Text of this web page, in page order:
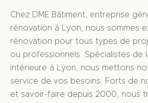
Chez DME Bâtiment, entreprise
rénovation à Lyon, nous sommes
rénovation pour tous types de
ou professionnels. Spécialistes de
intérieure à Lyon, nous mettons
service de vos besoins. Forts de
et savoir-faire depuis 2000, nous